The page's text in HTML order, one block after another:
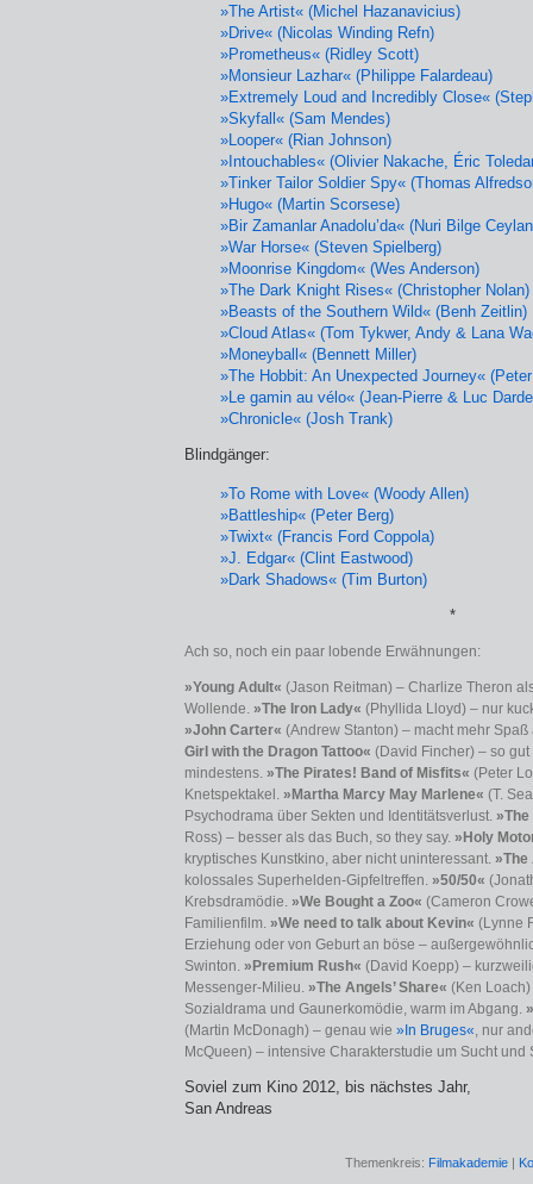
»The Artist« (Michel Hazanavicius)
»Drive« (Nicolas Winding Refn)
»Prometheus« (Ridley Scott)
»Monsieur Lazhar« (Philippe Falardeau)
»Extremely Loud and Incredibly Close«
»Skyfall« (Sam Mendes)
»Looper« (Rian Johnson)
»Intouchables« (Olivier Nakache, Éric
»Tinker Tailor Soldier Spy« (Thomas
»Hugo« (Martin Scorsese)
»Bir Zamanlar Anadolu’da« (Nuri Bilge
»War Horse« (Steven Spielberg)
»Moonrise Kingdom« (Wes Anderson)
»The Dark Knight Rises« (Christopher Nolan)
»Beasts of the Southern Wild« (Benh Zeitlin)
»Cloud Atlas« (Tom Tykwer, Andy & Lana
»Moneyball« (Bennett Miller)
»The Hobbit: An Unexpected Journey«
»Le gamin au vélo« (Jean-Pierre & Luc
»Chronicle« (Josh Trank)
Blindgänger:
»To Rome with Love« (Woody Allen)
»Battleship« (Peter Berg)
»Twixt« (Francis Ford Coppola)
»J. Edgar« (Clint Eastwood)
»Dark Shadows« (Tim Burton)
*
Ach so, noch ein paar lobende Erwähnungen:
»Young Adult« (Jason Reitman) – Charlize Theron
Wollende. »The Iron Lady« (Phyllida Lloyd) – nur
»John Carter« (Andrew Stanton) – macht mehr
Girl with the Dragon Tattoo« (David Fincher) – so
mindestens. »The Pirates! Band of Misfits« (Peter
Knetspektakel. »Martha Marcy May Marlene« (T.
Psychodrama über Sekten und Identitätsverlust.
Ross) – besser als das Buch, so they say. »Holy
kryptisches Kunstkino, aber nicht uninteressant. »The
kolossales Superhelden-Gipfeltreffen. »50/50«
Krebsdramödie. »We Bought a Zoo« (Cameron
Familienfilm. »We need to talk about Kevin« (Lynne
Erziehung oder von Geburt an böse –
Swinton. »Premium Rush« (David Koepp) –
Messenger-Milieu. »The Angels’ Share« (Ken
Sozialdrama und Gaunerkomödie, warm im Abgang.
(Martin McDonagh) – genau wie »In Bruges«, nur
McQueen) – intensive Charakterstudie um Sucht und
Soviel zum Kino 2012, bis nächstes Jahr,
San Andreas
Themenkreis: Filmakademie |